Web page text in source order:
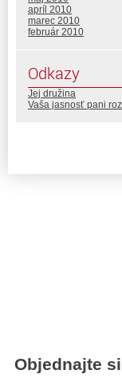
apríl 2010
marec 2010
február 2010
Odkazy
Jej družina
Vaša jasnosť pani
Objednajte